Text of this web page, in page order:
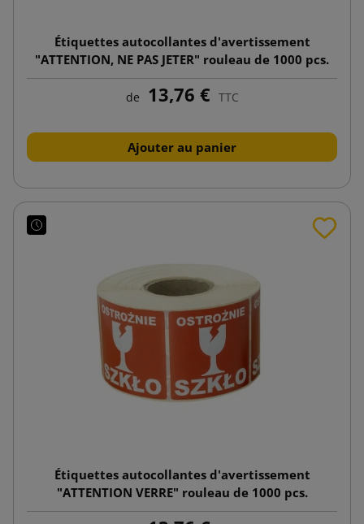
Étiquettes autocollantes d'avertissement
"ATTENTION, NE PAS JETER" rouleau de 1000 pcs.
de 13,76 € TTC
Ajouter au panier
Étiquettes autocollantes d'avertissement
"ATTENTION VERRE" rouleau de 1000 pcs.